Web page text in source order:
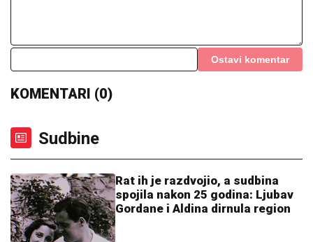
Ostavi komentar
KOMENTARI (0)
Sudbine
Rat ih je razdvojio, a sudbina
spojila nakon 25 godina: Ljubav
Gordane i Aldina dirnula region